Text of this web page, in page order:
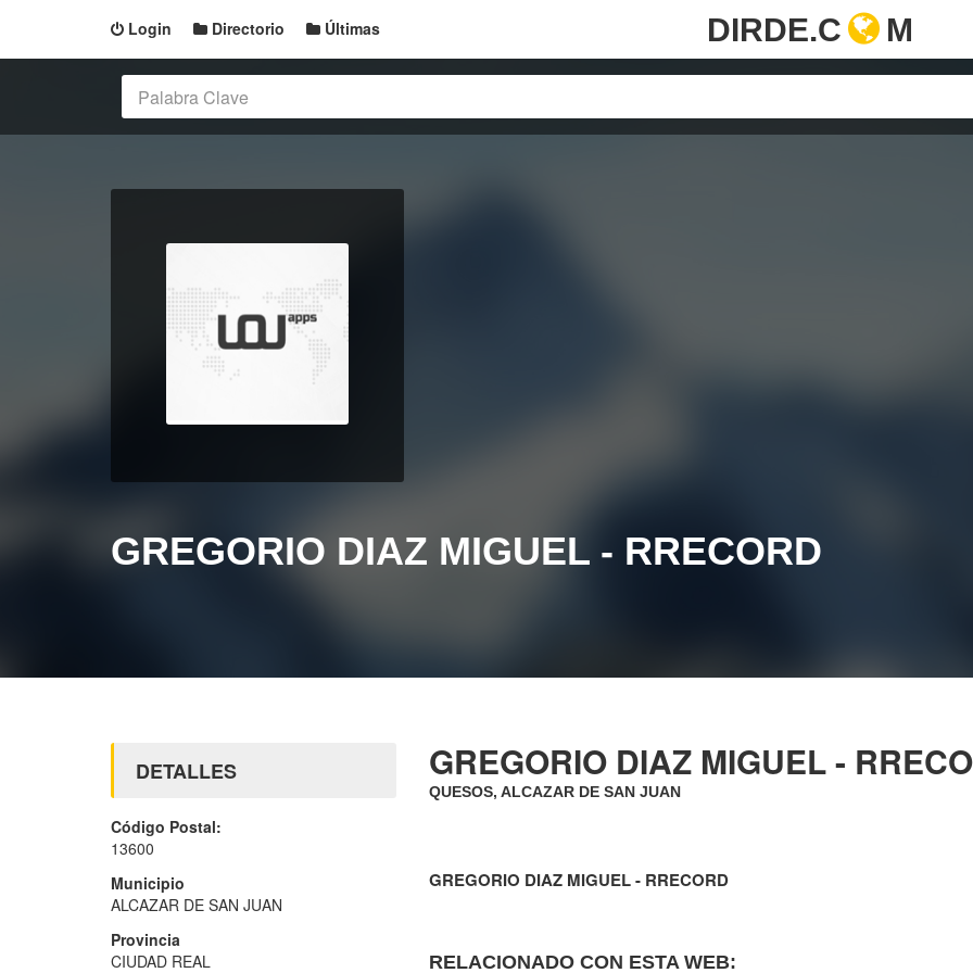
Login Directorio Últimas DIRDE.C M
GREGORIO DIAZ MIGUEL - RRECORD
GREGORIO DIAZ MIGUEL -
QUESOS, ALCAZAR DE SAN JUAN
GREGORIO DIAZ MIGUEL - RRECORD
RELACIONADO CON ESTA WEB:
DETALLES
Código Postal:
13600
Municipio
ALCAZAR DE SAN JUAN
Provincia
CIUDAD REAL